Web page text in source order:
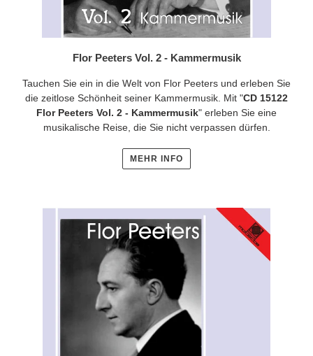
Flor Peeters Vol. 2 - Kammermusik
Tauchen Sie ein in die Welt von Flor Peeters und erleben Sie
die zeitlose Schönheit seiner Kammermusik. Mit "CD 15122
Flor Peeters Vol. 2 - Kammermusik" erleben Sie eine
musikalische Reise, die Sie nicht verpassen dürfen.
MEHR INFO